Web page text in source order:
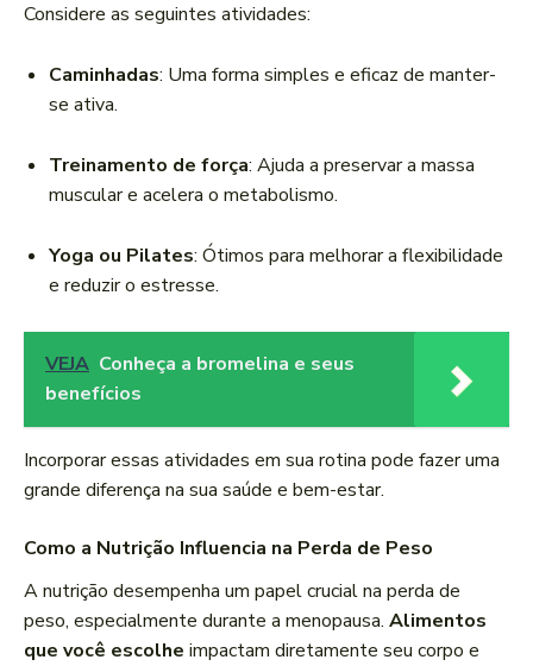
Considere as seguintes atividades:
Caminhadas: Uma forma simples e eficaz de manter-
se ativa.
Treinamento de força: Ajuda a preservar a massa
muscular e acelera o metabolismo.
Yoga ou Pilates: Ótimos para melhorar a flexibilidade
e reduzir o estresse.
VEJA Conheça a bromelina e seus
benefícios
Incorporar essas atividades em sua rotina pode fazer uma
grande diferença na sua saúde e bem-estar.
Como a Nutrição Influencia na Perda de Peso
A nutrição desempenha um papel crucial na perda de
peso, especialmente durante a menopausa. Alimentos
que você escolhe impactam diretamente seu corpo e